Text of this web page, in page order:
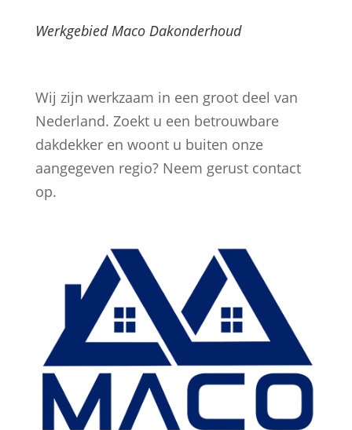
Werkgebied Maco Dakonderhoud
Wij zijn werkzaam in een groot deel van
Nederland. Zoekt u een betrouwbare
dakdekker en woont u buiten onze
aangegeven regio? Neem gerust contact
op.